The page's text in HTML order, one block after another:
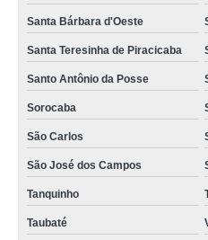
Santa Bárbara d'Oeste
Santa Teresinha de Piracicaba
Santo Antônio da Posse
Sorocaba
São Carlos
São José dos Campos
Tanquinho
Taubaté